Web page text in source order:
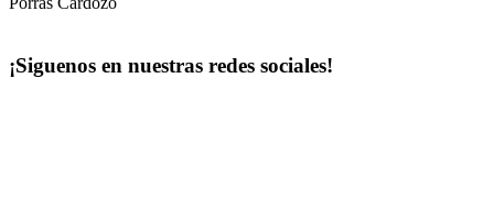
¡Siguenos en nuestras redes sociales!